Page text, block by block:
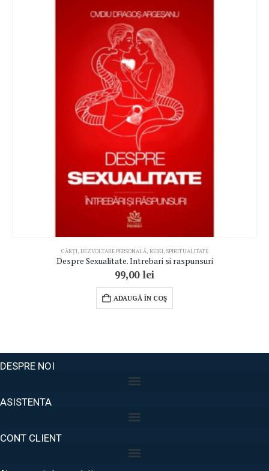
CĂRȚI, DEZVOLTARE PERSONALĂ, REIKI, SPIRITUALITATE
Despre Sexualitate. Intrebari si raspunsuri
99,00 lei
ADAUGĂ ÎN COȘ
DESPRE NOI
ASISTENTA
CONT CLIENT